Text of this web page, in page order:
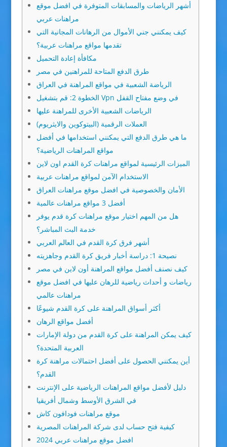
أشهر الرياضات والمسابقات المتوفرة في افضل موقع
مراهنات عربي
كيف يمكنني جني الأموال من الرهانات المجانية التي
تقدمها مواقع مراهنات عربية؟
مكافأة إعادة التحميل
طرق الدفع المتاحة للمراهنين في مصر
الرياضة الشعبية في مواقع المراهنة في العراق
الخطوة 2: قم بتشغيل Vpn في وضع مفتاح القفل
الرياضات الشعبية الأخرى للمراهنة عليها
العملات الرقمية (البيتوكوين والايثريوم)
ما هي طرق الدفع التي يمكنني استخدامها في أفضل
مواقع المراهنات الرياضية؟
الميزات الرئيسية لمواقع مراهنات كرة القدم اون لاين
الاستخدام الآمن لمواقع مراهنات عربية
الأمان والخصوصية في افضل موقع مراهنات العراق
أفضل 3 مواقع مراهنات عالمية
هل من المهم اختيار موقع مراهنات كرة قدم يوفر
خدمة البث المباشر؟
أشهر فرق كرة القدم في العالم العربي
نصيحة 1: دراسة أخبار فريق كرة القدم وجاهزيته
كيف نصنف أفضل مواقع المراهنة أون لاين في مصر
رياضات و أحداث رياضية للرهان عليها في افضل موقع
مراهنات عالمي
أكثر أسواق المراهنة على كرة القدم شيوعًا
أفضل مواقع الرهان
كيف يمكن المراهنة على كرة القدم من دولة الإمارات
العربية المتحدة؟
أين يمكنني الحصول على أفضل احتمالات مراهنة كرة
القدم؟
دليل لأفضل مواقع المراهنات الرياضية على الإنترنت
في الشرق الأوسط وشمال أفريقيا
موقع مراهنات فودافون كاش
كيفية فتح حساب لدى شركة المراهنات المصرية
افضل موقع مراهنات عربي 2024